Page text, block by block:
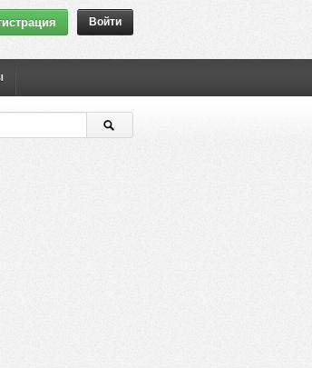
Войти